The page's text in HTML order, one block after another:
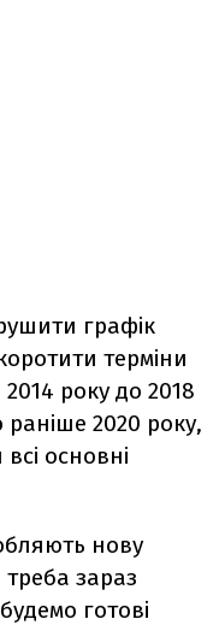
графік
терміни
року до 2018
раніше 2020 року,
основні
нову
зараз
готові